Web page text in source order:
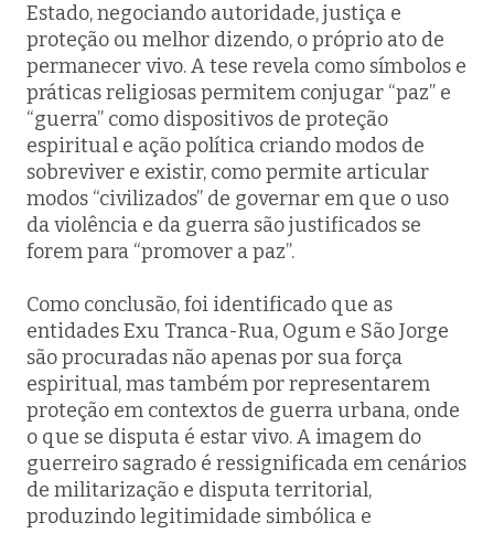
Estado, negociando autoridade, justiça e
proteção ou melhor dizendo, o próprio ato de
permanecer vivo. A tese revela como símbolos e
práticas religiosas permitem conjugar “paz” e
“guerra” como dispositivos de proteção
espiritual e ação política criando modos de
sobreviver e existir, como permite articular
modos “civilizados” de governar em que o uso
da violência e da guerra são justificados se
forem para “promover a paz”.
Como conclusão, foi identificado que as
entidades Exu Tranca-Rua, Ogum e São Jorge
são procuradas não apenas por sua força
espiritual, mas também por representarem
proteção em contextos de guerra urbana, onde
o que se disputa é estar vivo. A imagem do
guerreiro sagrado é ressignificada em cenários
de militarização e disputa territorial,
produzindo legitimidade simbólica e